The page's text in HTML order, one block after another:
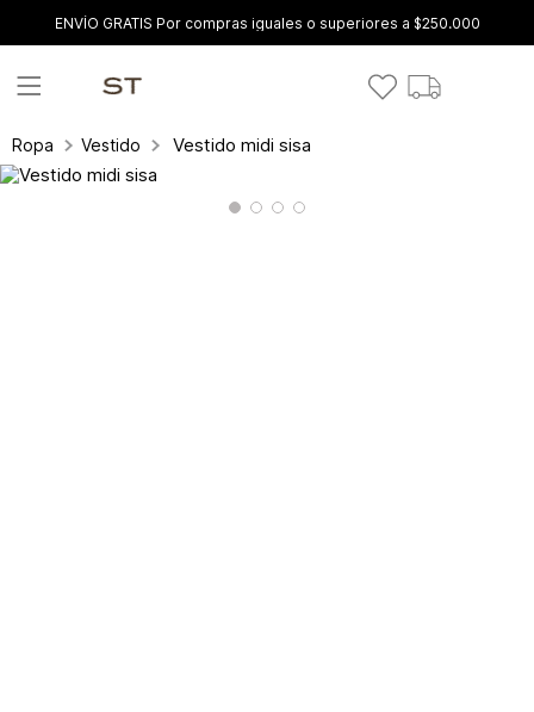
ENVÍO GRATIS Por compras iguales o superiores a $250.000
Ropa Vestidos Vestido midi sisa